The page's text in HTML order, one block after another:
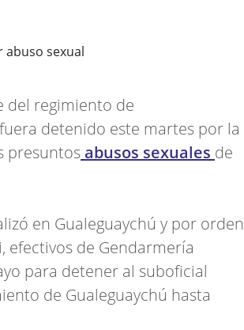
del regimiento de
detenido este martes por la
presuntos abusos sexuales de
en Gualeguaychú y por orden
efectivos de Gendarmería
para detener al suboficial
de Gualeguaychú hasta